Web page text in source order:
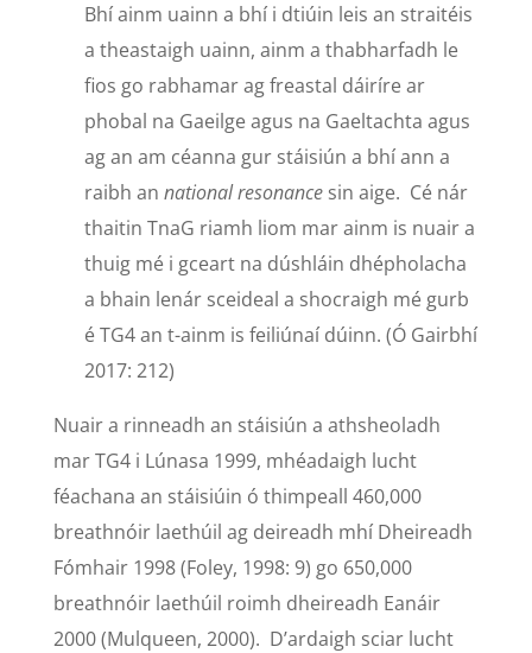
Bhí ainm uainn a bhí i dtiúin leis an straitéis
a theastaigh uainn, ainm a thabharfadh le
fios go rabhamar ag freastal dáiríre ar
phobal na Gaeilge agus na Gaeltachta agus
ag an am céanna gur stáisiún a bhí ann a
raibh annational resonance sin aige. Cé nár
thaitin TnaG riamh liom mar ainm is nuair a
thuig mé i gceart na dúshláin dhépholacha
a bhain lenár sceideal a shocraigh mé gurb
é TG4 an t-ainm is feiliúnaí dúinn. (Ó Gairbhí
2017: 212)
Nuair a rinneadh an stáisiún a athsheoladh
mar TG4 i Lúnasa 1999, mhéadaigh lucht
féachana an stáisiúin ó thimpeall 460,000
breathnóir laethúil ag deireadh mhí Dheireadh
Fómhair 1998 (Foley, 1998: 9) go 650,000
breathnóir laethúil roimh dheireadh Eanáir
2000 (Mulqueen, 2000). D’ardaigh sciar lucht